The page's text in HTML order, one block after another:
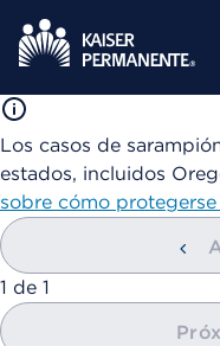
Los casos de
estados, incluidos
sobre cómo
mostrando
1 de 1